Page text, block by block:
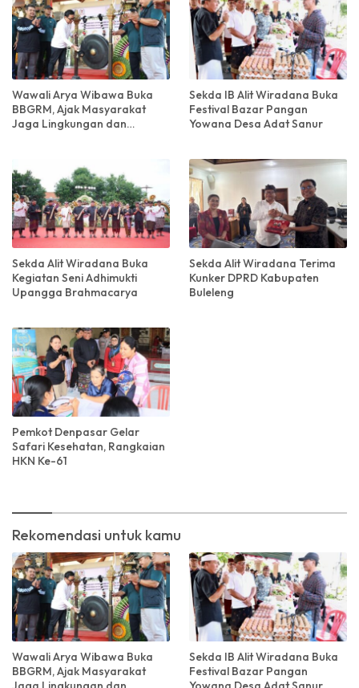
Wawali Arya Wibawa Buka
BBGRM, Ajak Masyarakat
Jaga Lingkungan dan
Sekda IB Alit Wiradana Buka
Festival Bazar Pangan
Yowana Desa Adat Sanur
Sekda Alit Wiradana Buka
Kegiatan Seni Adhimukti
Upangga Brahmacarya
Sekda Alit Wiradana Terima
Kunker DPRD Kabupaten
Buleleng
Pemkot Denpasar Gelar
Safari Kesehatan, Rangkaian
HKN Ke-61
Rekomendasi untuk kamu
Wawali Arya Wibawa Buka
BBGRM, Ajak Masyarakat
Sekda IB Alit Wiradana Buka
Festival Bazar Pangan